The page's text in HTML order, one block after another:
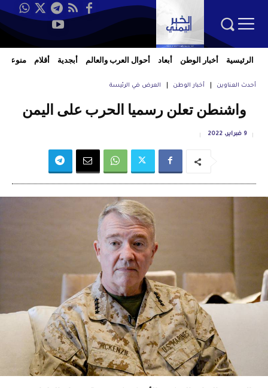
الرئيسية أخبار الوطن أبعاد أحوال العرب والعالم أبجدية أقلام منوعات
أحدث العناوين أخبار الوطن العرض في الرئيسة
واشنطن تعلن رسميا الحرب على اليمن
9 فبراير، 2022